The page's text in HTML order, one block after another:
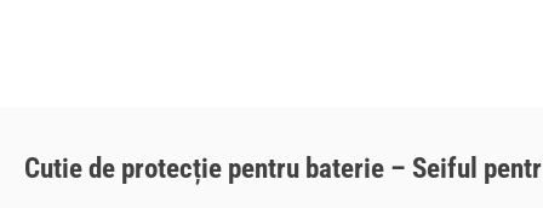
Cutie de protecție pentru baterie – Seiful